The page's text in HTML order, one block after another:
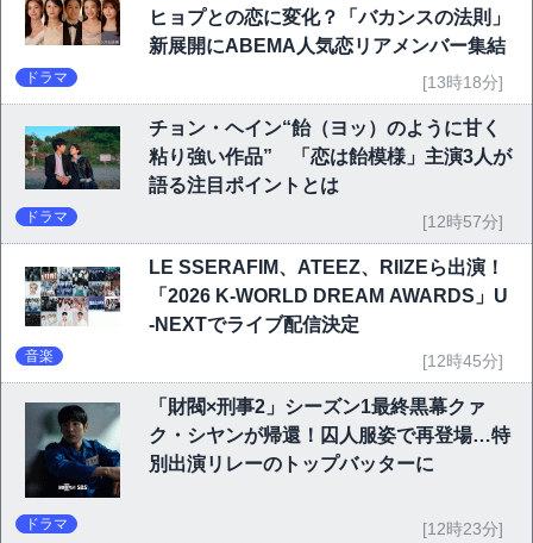
ヒョプとの恋に変化？「バカンスの法則」
新展開にABEMA人気恋リアメンバー集結
ドラマ [13時18分]
チョン・ヘイン“飴（ヨッ）のように甘く
粘り強い作品” 「恋は飴模様」主演3人が
語る注目ポイントとは
ドラマ [12時57分]
LE SSERAFIM、ATEEZ、RIIZEら出演！
「2026 K-WORLD DREAM AWARDS」U
-NEXTでライブ配信決定
音楽 [12時45分]
「財閥×刑事2」シーズン1最終黒幕クァ
ク・シヤンが帰還！囚人服姿で再登場…特
別出演リレーのトップバッターに
ドラマ [12時23分]